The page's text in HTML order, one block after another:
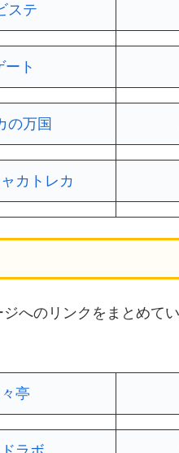
ステ
ート
の万国
カトレカ
へのリンクをまとめて
亭